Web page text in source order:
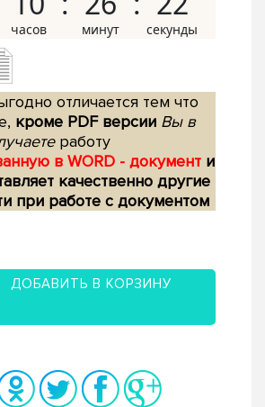
отличается тем что
кроме PDF версии Вы в
работу
в WORD - документ и
качественно другие
при работе с документом
ДОБАВИТЬ В КОРЗИНУ